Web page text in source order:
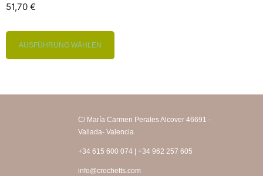
51,70 €
AUSFÜHRUNG WÄHLEN
C/ María Carmen Perales Alcover 46691 -
Vallada- Valencia
+34 615 600 074 | +34 962 257 605
info@crochetts.com